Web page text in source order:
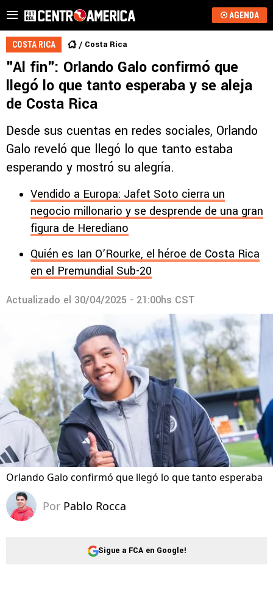
AGENDA
COSTA RICA Costa Rica
"Al fin": Orlando Galo confirmó que
llegó lo que tanto esperaba y se aleja
de Costa Rica
Desde sus cuentas en redes sociales, Orlando
Galo reveló que llegó lo que tanto estaba
esperando y mostró su alegría.
Vendido a Europa: Jafet Soto cierra un
negocio millonario y se desprende de una gran
figura de Herediano
Quién es Ian O’Rourke, el héroe de Costa Rica
en el Premundial Sub-20
Actualizado el 30/04/2025 - 21:00hs CST
Orlando Galo confirmó que llegó lo que tanto esperaba
Por Pablo Rocca
Sigue a FCA en Google!